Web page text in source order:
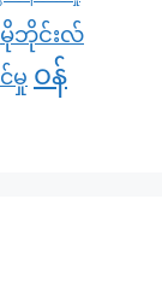
မိုဘိုင်းလ်
မှု ၀န်